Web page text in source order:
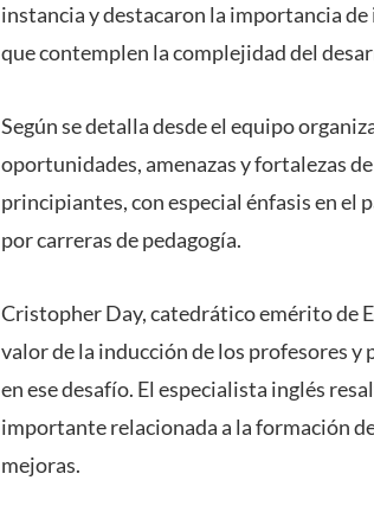
instancia y destacaron la importancia
que contemplen la complejidad del
Según se detalla desde el equipo
oportunidades, amenazas y fortalezas
principiantes, con especial énfasis en el
por carreras de pedagogía.
Cristopher Day, catedrático emérito de
valor de la inducción de los profesores
en ese desafío. El especialista inglés
importante relacionada a la formación
mejoras.